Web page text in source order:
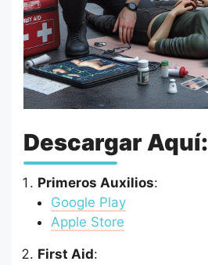
Descargar Aquí:
Primeros Auxilios:
Google Play
Apple Store
First Aid: